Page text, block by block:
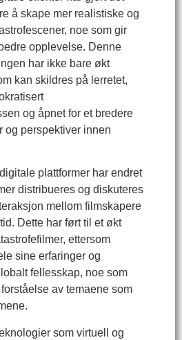
å skape mer realistiske og
noe som gir
opplevelse. Denne
har ikke bare økt
kan skildres på lerretet,
og åpnet for et bredere
og perspektiver innen
plattformer har endret
distribueres og diskuteres
mellom filmskapere
Dette har ført til et økt
ettersom
sine erfaringer og
fellesskap, noe som
av temaene som
som virtuell og